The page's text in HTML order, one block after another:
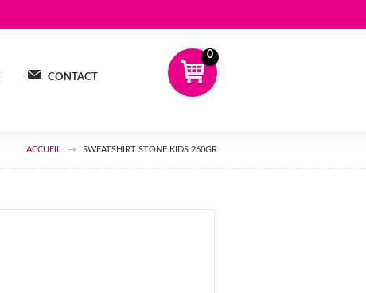
CONTACT
0
ACCUEIL SWEATSHIRT STONE KIDS 260GR